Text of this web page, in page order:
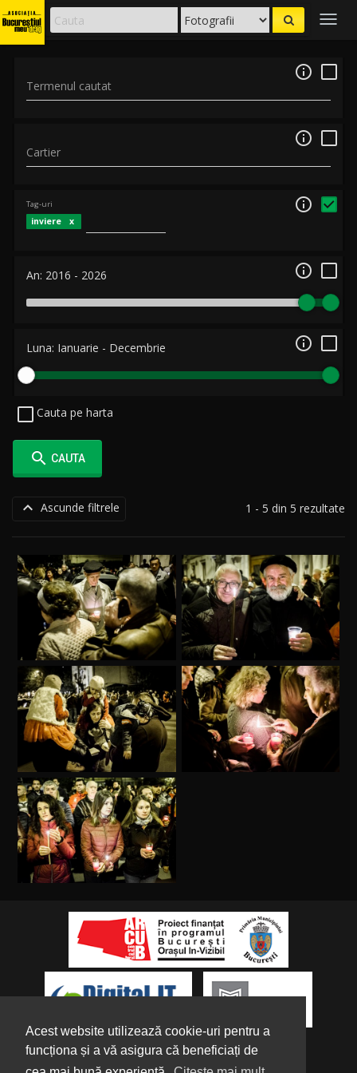
Acest website utilizează cookie-uri pentru a
funcționa și a vă asigura că beneficiați de
Termenul cautat

Cartier

inviere
Tag-uri 
An: 2016 - 2026 
Luna: Ianuarie - Decembrie 
Cauta pe harta
 CAUTA
 Ascunde filtrele 1 - 5 din 5 rezultate